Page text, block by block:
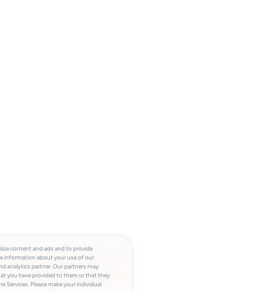
content and ads and to provide
information about your use of our
analytics partner. Our partners may
you have provided to them or that they
Services. Please make your individual